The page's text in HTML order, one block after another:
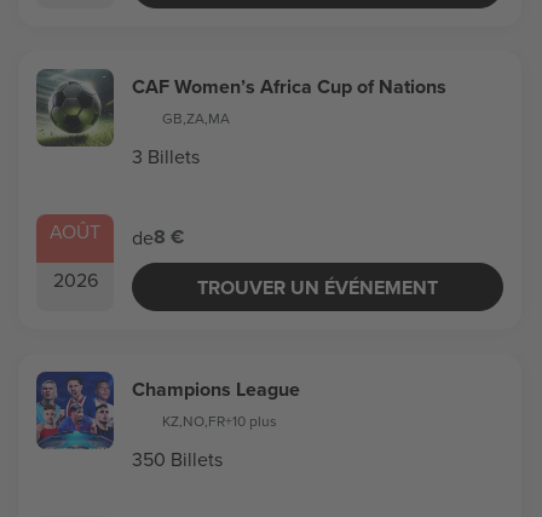
AOÛT
2026
CAF Women’s Africa Cup of Nations
GB,ZA,MA
3 Billets
de8 €
TROUVER UN ÉVÉNEMENT
Champions League
KZ,NO,FR+10 plus
350 Billets